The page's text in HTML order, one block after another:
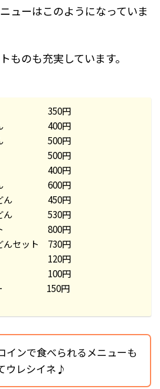
ューはこのようになっていま
ものも充実しています。
ん 350円
どん 400円
どん 500円
ん 500円
ん 400円
どん 600円
どん 450円
どん 530円
ット 800円
んセット 730円
120円
100円
ィー 150円
インで食べられるメニューも
ウレシイネ♪